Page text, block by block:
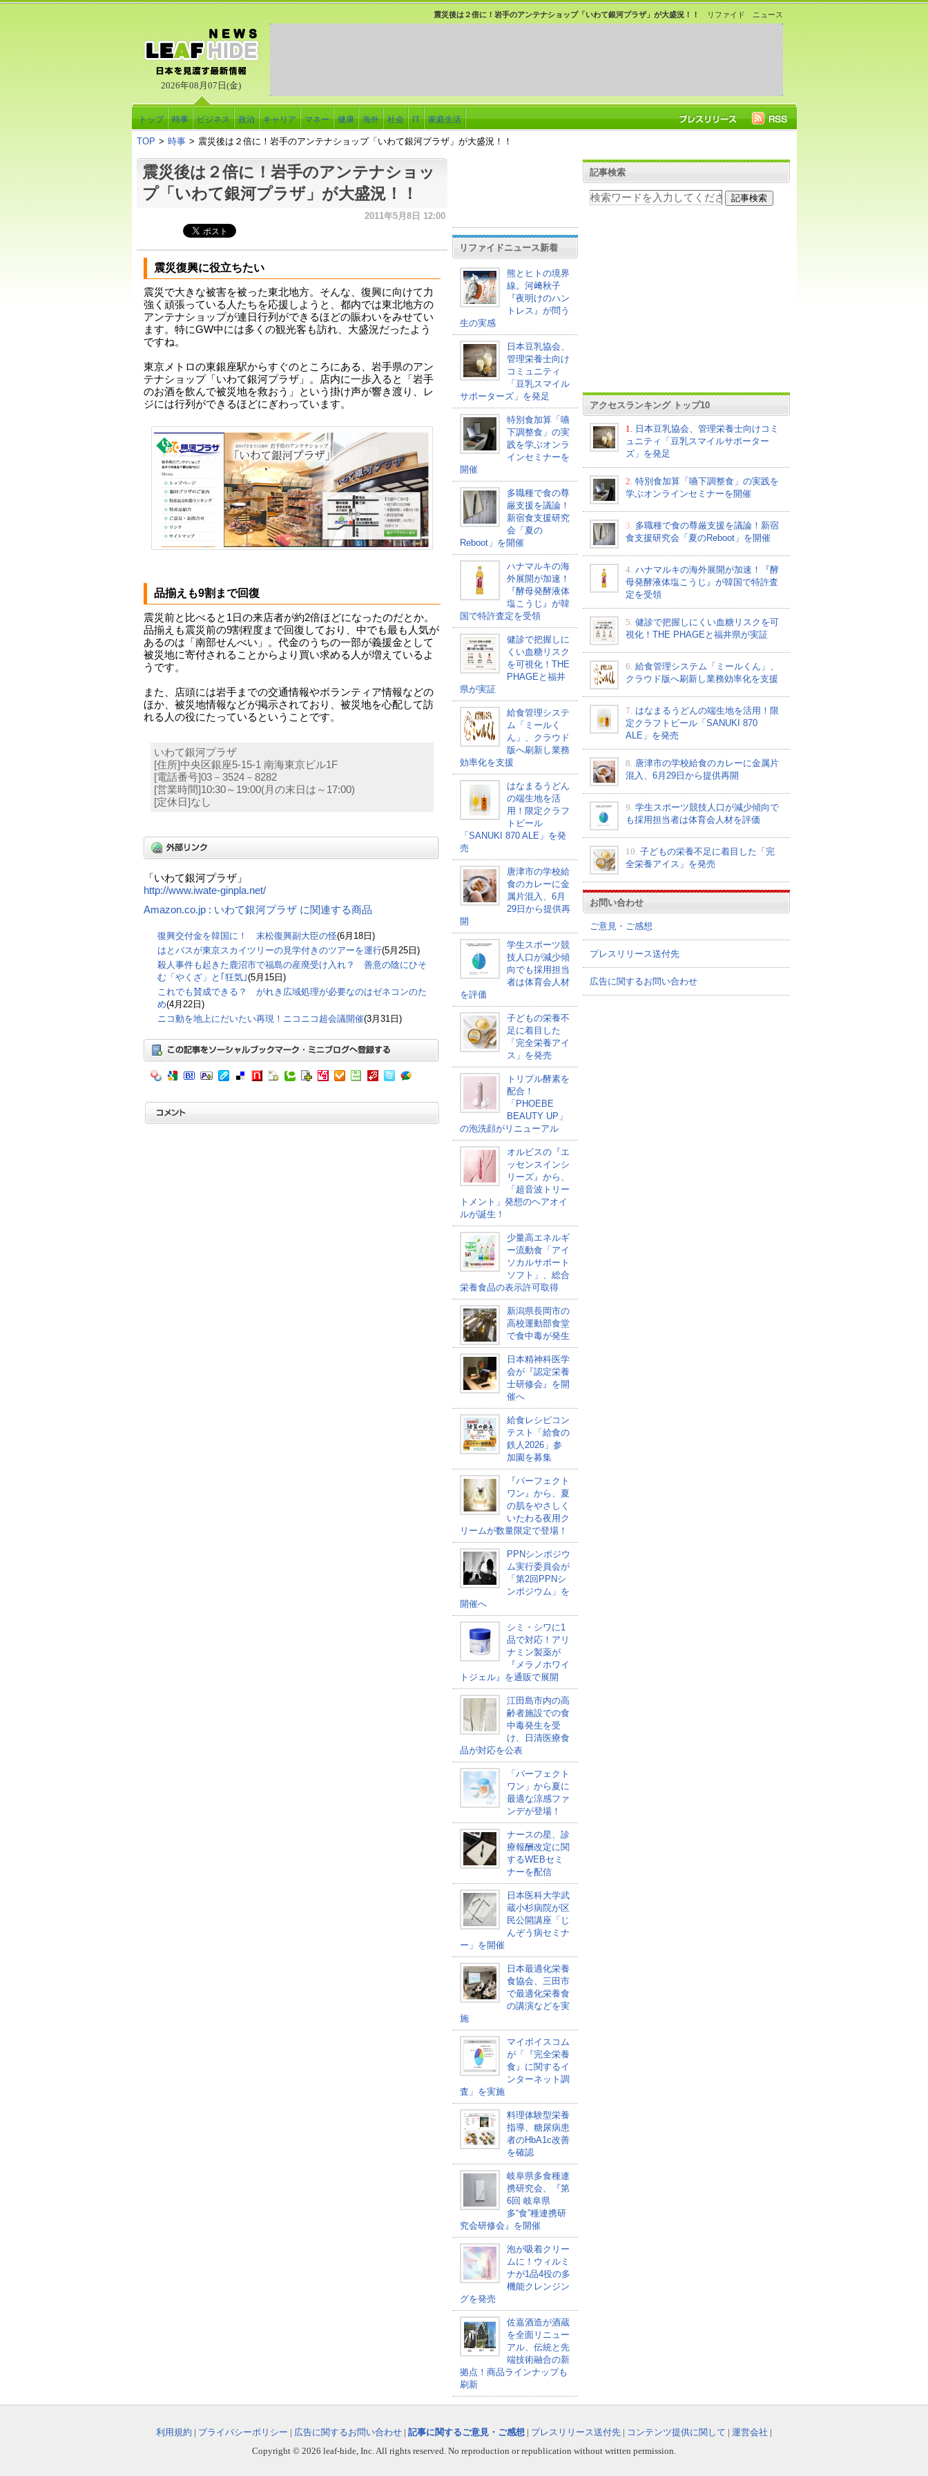
2026年08月07日(金)
リファイド ニュース
震災後は２倍に！岩手のアンテナショップ「いわて銀河プラザ」が大盛況！！
トップ 時事 ビジネス 政治 キャリア マネー 健康 海外 社会 IT 家庭生活
TOP > 時事 > 震災後は２倍に！岩手のアンテナショップ「いわて銀河プラザ」が大盛況！！
震災後は２倍に！岩手のアンテナショッ
プ「いわて銀河プラザ」が大盛況！！
2011年5月8日 12:00
震災復興に役立ちたい
震災で大きな被害を被った東北地方。そんな、復興に向けて力
強く頑張っている人たちを応援しようと、都内では東北地方の
アンテナショップが連日行列ができるほどの賑わいをみせてい
ます。特にGW中には多くの観光客も訪れ、大盛況だったよう
ですね。
東京メトロの東銀座駅からすぐのところにある、岩手県のアン
テナショップ「いわて銀河プラザ」。店内に一歩入ると「岩手
のお酒を飲んで被災地を救おう」という掛け声が響き渡り、レ
ジには行列ができるほどにぎわっています。
品揃えも9割まで回復
震災前と比べると1日の来店者が約2倍ほどになったのだとか。
品揃えも震災前の9割程度まで回復しており、中でも最も人気が
あるのは「南部せんべい」。代金のうちの一部が義援金として
被災地に寄付されることからより買い求める人が増えているよ
うです。
また、店頭には岩手までの交通情報やボランティア情報などの
ほか、被災地情報などが掲示されており、被災地を心配して訪
れる人の役にたっているということです。
いわて銀河プラザ
[住所]中央区銀座5-15-1 南海東京ビル1F
[電話番号]03－3524－8282
[営業時間]10:30～19:00(月の末日は～17:00)
[定休日]なし
「いわて銀河プラザ」
http://www.iwate-ginpla.net/
Amazon.co.jp : いわて銀河プラザ に関連する商品
復興交付金を韓国に！ 末松復興副大臣の怪(6月18日)
はとバスが東京スカイツリーの見学付きのツアーを運行(5月25日)
殺人事件も起きた鹿沼市で福島の産廃受け入れ？ 善意の陰にひそ
む「やくざ」と｢狂気｣(5月15日)
これでも賛成できる？ がれき広域処理が必要なのはゼネコンのた
め(4月22日)
ニコ動を地上にだいたい再現！ニコニコ超会議開催(3月31日)
リファイドニュース新着
熊とヒトの境界
線。河﨑秋子
『夜明けのハン
トレス』が問う
生の実感
日本豆乳協会、
管理栄養士向け
コミュニティ
「豆乳スマイル
サポーターズ」を発足
特別食加算「嚥
下調整食」の実
践を学ぶオンラ
インセミナーを
開催
多職種で食の尊
厳支援を議論！
新宿食支援研究
会「夏の
Reboot」を開催
ハナマルキの海
外展開が加速！
『酵母発酵液体
塩こうじ』が韓
国で特許査定を受領
健診で把握しに
くい血糖リスク
を可視化！THE
PHAGEと福井
県が実証
給食管理システ
ム「ミールく
ん」、クラウド
版へ刷新し業務
効率化を支援
はなまるうどん
の端生地を活
用！限定クラフ
トビール
「SANUKI 870 ALE」を発
売
唐津市の学校給
食のカレーに金
属片混入、6月
29日から提供再
開
学生スポーツ競
技人口が減少傾
向でも採用担当
者は体育会人材
を評価
子どもの栄養不
足に着目した
「完全栄養アイ
ス」を発売
トリプル酵素を
配合！
「PHOEBE
BEAUTY UP」
の泡洗顔がリニューアル
オルビスの『エ
ッセンスインシ
リーズ』から、
「超音波トリー
トメント」発想のヘアオイ
ルが誕生！
少量高エネルギ
ー流動食「アイ
ソカルサポート
ソフト」、総合
栄養食品の表示許可取得
新潟県長岡市の
高校運動部食堂
で食中毒が発生
日本精神科医学
会が『認定栄養
士研修会』を開
催へ
給食レシピコン
テスト「給食の
鉄人2026」参
加園を募集
『パーフェクト
ワン』から、夏
の肌をやさしく
いたわる夜用ク
リームが数量限定で登場！
PPNシンポジウ
ム実行委員会が
「第2回PPNシ
ンポジウム」を
開催へ
シミ・シワに1
品で対応！アリ
ナミン製薬が
『メラノホワイ
トジェル』を通販で展開
江田島市内の高
齢者施設での食
中毒発生を受
け、日清医療食
品が対応を公表
「パーフェクト
ワン」から夏に
最適な涼感ファ
ンデが登場！
ナースの星、診
療報酬改定に関
するWEBセミ
ナーを配信
日本医科大学武
蔵小杉病院が区
民公開講座「じ
んぞう病セミナ
ー」を開催
日本最適化栄養
食協会、三田市
で最適化栄養食
の講演などを実
施
マイボイスコム
が「『完全栄養
食』に関するイ
ンターネット調
査」を実施
料理体験型栄養
指導、糖尿病患
者のHbA1c改善
を確認
岐阜県多食種連
携研究会、『第
6回 岐阜県
多“食”種連携研
究会研修会』を開催
泡が吸着クリー
ムに！ウィルミ
ナが1品4役の多
機能クレンジン
グを発売
佐嘉酒造が酒蔵
を全面リニュー
アル、伝統と先
端技術融合の新
拠点！商品ラインナップも
刷新
記事検索
アクセスランキング トップ10
1.
日本豆乳協会、管理栄養士向けコミ
ュニティ「豆乳スマイルサポーター
ズ」を発足
2. 特別食加算「嚥下調整食」の実践を
学ぶオンラインセミナーを開催
3. 多職種で食の尊厳支援を議論！新宿
食支援研究会「夏のReboot」を開催
4. ハナマルキの海外展開が加速！『酵
母発酵液体塩こうじ』が韓国で特許査
定を受領
5. 健診で把握しにくい血糖リスクを可
視化！THE PHAGEと福井県が実証
6. 給食管理システム「ミールくん」、
クラウド版へ刷新し業務効率化を支援
7. はなまるうどんの端生地を活用！限
定クラフトビール「SANUKI 870
ALE」を発売
8. 唐津市の学校給食のカレーに金属片
混入、6月29日から提供再開
9. 学生スポーツ競技人口が減少傾向で
も採用担当者は体育会人材を評価
10. 子どもの栄養不足に着目した「完
全栄養アイス」を発売
お問い合わせ
ご意見・ご感想
プレスリリース送付先
広告に関するお問い合わせ
利用規約 | プライバシーポリシー | 広告に関するお問い合わせ | 記事に関するご意見・ご感想 | プレスリリース送付先 | コンテンツ提供に関して | 運営会社 |
Copyright © 2026 leaf-hide, Inc. All rights reserved. No reproduction or republication without written permission.